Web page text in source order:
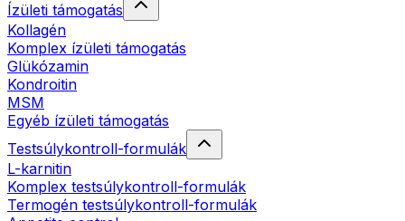
Ízületi támogatás
Kollagén
Komplex ízületi támogatás
Glükózamin
Kondroitin
MSM
Egyéb ízületi támogatás
Testsúlykontroll-formulák
L-karnitin
Komplex testsúlykontroll-formulák
Termogén testsúlykontroll-formulák